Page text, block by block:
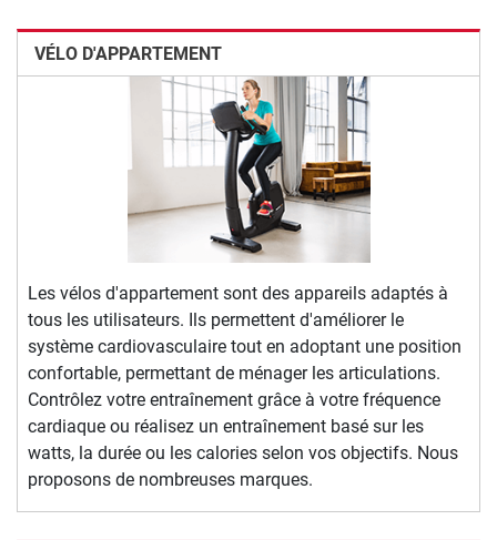
VÉLO D'APPARTEMENT
Les vélos d'appartement sont des appareils adaptés à
tous les utilisateurs. Ils permettent d'améliorer le
système cardiovasculaire tout en adoptant une position
confortable, permettant de ménager les articulations.
Contrôlez votre entraînement grâce à votre fréquence
cardiaque ou réalisez un entraînement basé sur les
watts, la durée ou les calories selon vos objectifs. Nous
proposons de nombreuses marques.